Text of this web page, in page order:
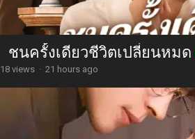
ชนครั้งเดียวชีวิตเปลี่ยนหมด
18 views · 21 hours ago